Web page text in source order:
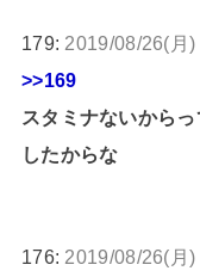
179: 2019/08/26(月
>>169
スタミナないから
したからな
176: 2019/08/26(月